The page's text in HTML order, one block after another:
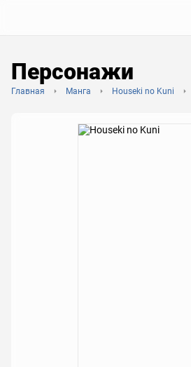
Персонажи
Главная Манга Houseki no Kuni